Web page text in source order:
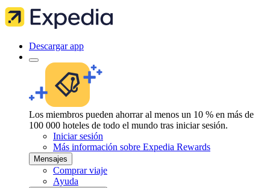
Descargar app
Los miembros pueden ahorrar al menos un 10 % en más de
100 000 hoteles de todo el mundo tras iniciar sesión.
Iniciar sesión
Más información sobre Expedia Rewards
Mensajes
Comprar viaje
Ayuda